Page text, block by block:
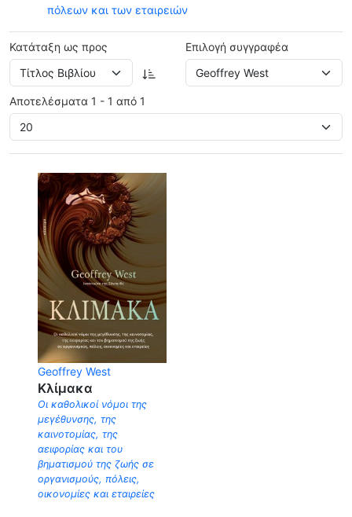
πόλεων και των εταιρειών
Κατάταξη ως προς Επιλογή συγγραφέα
Αποτελέσματα 1 - 1 από 1
Geoffrey West
Κλίμακα
Οι καθολικοί νόµοι της
µεγέθυνσης, της
καινοτοµίας, της
αειφορίας και του
βηµατισµού της ζωής σε
οργανισµούς, πόλεις,
οικονοµίες και εταιρείες